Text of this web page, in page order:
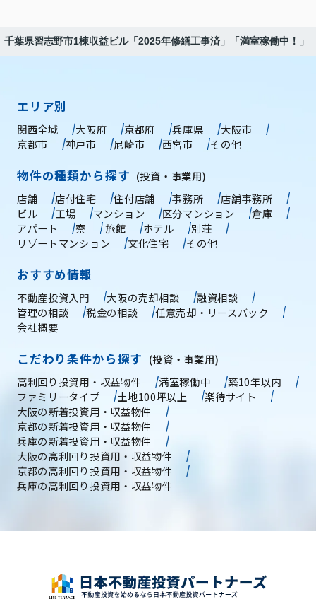
千葉県習志野市1棟収益ビル「2025年修繕工事済」「満室稼働中！」
エリア別
関西全域 大阪府 京都府 兵庫県
大阪市
京都市
神戸市 尼崎市 西宮市 その他
物件の種類から探す (投資・事業用)
店舗
店付住宅 住付店舗 事務所
店舗事務所
ビル
工場 マンション 区分マンション
倉庫
アパート
寮 旅館 ホテル
別荘
リゾートマンション
文化住宅 その他
おすすめ情報
不動産投資入門 大阪の売却相談
融資相談
管理の相談
税金の相談
任意売却・リースバック
会社概要
こだわり条件から探す (投資・事業用)
高利回り投資用・収益物件
満室稼働中
築10年以内
ファミリータイプ
土地100坪以上
楽待サイト
大阪の新着投資用・収益物件
京都の新着投資用・収益物件
兵庫の新着投資用・収益物件
大阪の高利回り投資用・収益物件
京都の高利回り投資用・収益物件
兵庫の高利回り投資用・収益物件